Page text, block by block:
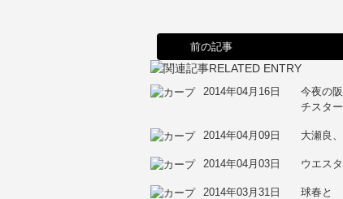
前の記事
2014年04月16日
今夜の
チスタ
2014年04月09日 大瀬良
2014年04月03日 ウエス
2014年03月31日
球春と